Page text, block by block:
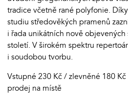
tradice včetně rané polyfonie.
studiu středověkých pramenů
i řada unikátních nově objevených
století. V širokém spektru
i soudobou tvorbu.
Vstupné 230 Kč / zlevněné 180
prodej na místě